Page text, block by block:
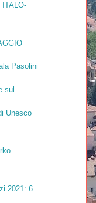
ITALO-
Pasolini
sul
Unesco
2021: 6